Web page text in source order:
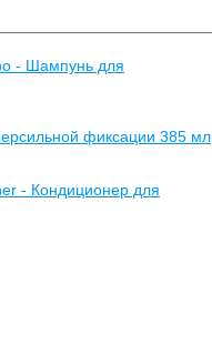
- Шампунь для
фиксации 385 мл
- Кондиционер для